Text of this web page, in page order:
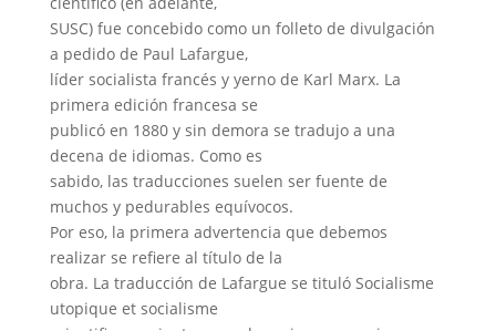
SUSC) fue concebido como un folleto de divulgación
a pedido de Paul Lafargue,
líder socialista francés y yerno de Karl Marx. La
primera edición francesa se
publicó en 1880 y sin demora se tradujo a una
decena de idiomas. Como es
sabido, las traducciones suelen ser fuente de
muchos y pedurables equívocos.
Por eso, la primera advertencia que debemos
realizar se refiere al título de la
obra. La traducción de Lafargue se tituló Socialisme
utopique et socialisme